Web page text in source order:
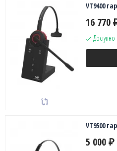
VT9400
16 770
Доступно
VT9500
5 000 ₽